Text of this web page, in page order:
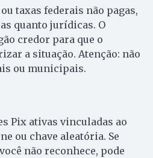
taxas federais não pagas,
quanto jurídicas. O
credor para que o
a situação. Atenção: não
ou municipais.
Pix ativas vinculadas ao
ou chave aleatória. Se
não reconhece, pode